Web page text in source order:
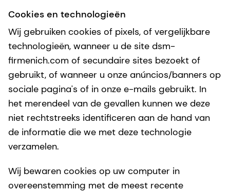
Cookies en technologieën
Wij gebruiken cookies of pixels, of vergelijkbare
technologieën, wanneer u de site dsm-
firmenich.com of secundaire sites bezoekt of
gebruikt, of wanneer u onze anúncios/banners op
sociale pagina's of in onze e-mails gebruikt. In
het merendeel van de gevallen kunnen we deze
niet rechtstreeks identificeren aan de hand van
de informatie die we met deze technologie
verzamelen.
Wij bewaren cookies op uw computer in
overeenstemming met de meest recente